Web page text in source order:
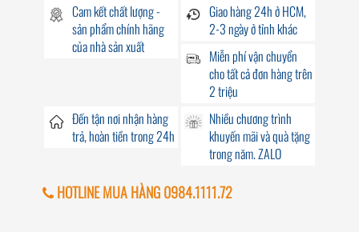
Cam kết chất lượng -
sản phẩm chính hãng
của nhà sản xuất
Giao hàng24hở HCM,
2-3 ngày ở tỉnh khác
Miễn phí vận chuyển
cho tất cả đơn hàng trên
2 triệu
Đếntận nơinhận hàng
trả, hoàn tiền trong24h
Nhiều chương trình
khuyến mãivà quà tặng
trong năm. ZALO
HOTLINE MUA HÀNG 0984.1111.72